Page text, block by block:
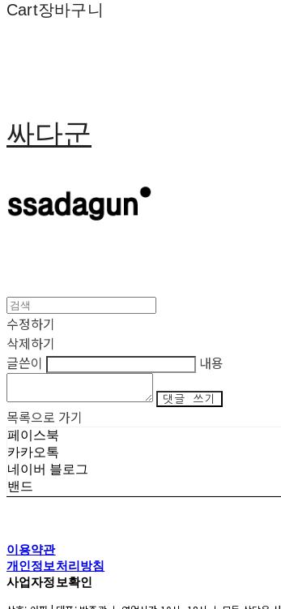
Cart장바구니
싸다군
수정하기
삭제하기
글쓴이
내용
댓글 쓰기
목록으로 가기
페이스북
카카오톡
네이버 블로그
밴드
이용약관
개인정보처리방침
사업자정보확인